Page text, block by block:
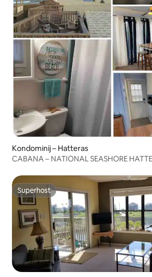
Kondominij – Hatteras
CABANA – NATIONAL SEASHORE
Superhost
Superhost